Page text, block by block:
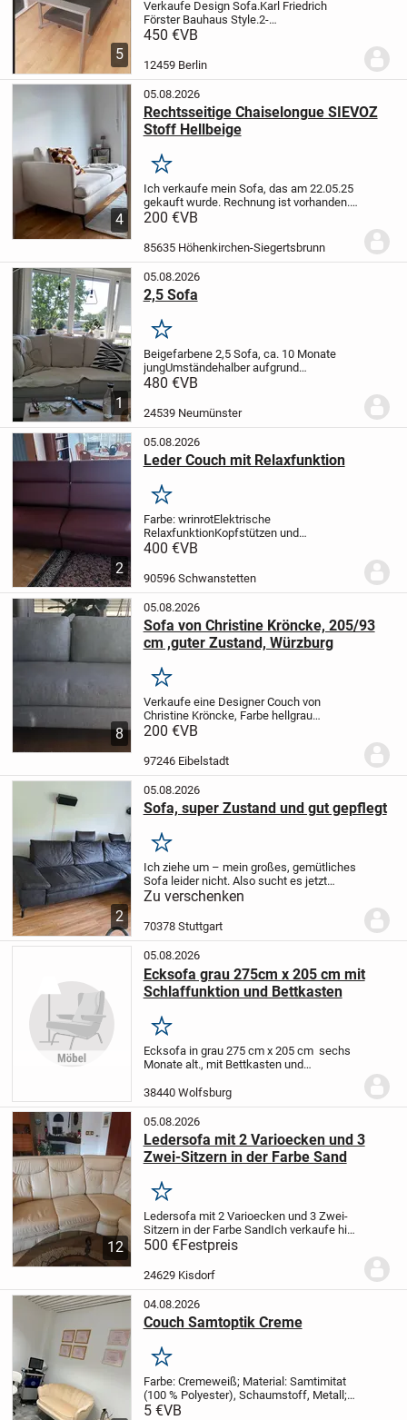
5
Verkaufe Design Sofa.Karl Friedrich
Förster Bauhaus Style.2-
Sitzer.Stahlrohrmöbel Anfang 1990er
Ledersitz- und Rückenfläche in
SchwarzTop-Zustand - die Möbel...
450 €VB
12459 Berlin
4
05.08.2026
Rechtsseitige Chaiselongue SIEVOZ
Stoff Hellbeige
Merken
Ich verkaufe mein Sofa, das am 22.05.25
gekauft wurde. Rechnung ist vorhanden.
Die Couch ist neuwertig. So gut wie nie
Nichtraucherhaushalt.Das Beige Kissen
gehört zur Couch dazu....
200 €VB
85635 Höhenkirchen-Siegertsbrunn
1
05.08.2026
2,5 Sofa
Merken
Beigefarbene 2,5 Sofa, ca. 10 Monate
jungUmständehalber aufgrund
Flächenveränderung zu verkaufenv oncl 4
voehandenPreid je Stück
480 €VB
24539 Neumünster
2
05.08.2026
Leder Couch mit Relaxfunktion
Merken
Farbe: wrinrotElektrische
RelaxfunktionKopfstützen und
Seitenlehnen verstellbar
Fehler, nicht durchgesessen.
400 €VB
90596 Schwanstetten
8
05.08.2026
Sofa von Christine Kröncke, 205/93
cm ,guter Zustand, Würzburg
Merken
Verkaufe eine Designer Couch von
Christine Kröncke, Farbe hellgrau
/hellblau in gutem Zustand.Hat einige
(siehe Fotos).Sehr bequem, guter
200 €VB
97246 Eibelstadt
2
05.08.2026
Sofa, super Zustand und gut gepflegt
Merken
Ich ziehe um – mein großes, gemütliches
Sofa leider nicht. Also sucht es jetzt
jemanden, der seine 340 cm Breite und
genauso zu schätzen weiß wie ich.
Zu verschenken
70378 Stuttgart
05.08.2026
Ecksofa grau 275cm x 205 cm mit
Schlaffunktion und Bettkasten
Merken
Ecksofa in grau 275 cm x 205 cm sechs
Monate alt., mit Bettkasten und
Rückenlehnen € 600 VB
38440 Wolfsburg
12
05.08.2026
Ledersofa mit 2 Varioecken und 3
Zwei-Sitzern in der Farbe Sand
Merken
Ledersofa mit 2 Varioecken und 3 Zwei-
Sitzern in der Farbe SandIch verkaufe hier
ein Ledersofa, bestehend aus 3 Zwei-
Sitzern und zwei Varioecken, in der Farbe
Sand, aus dem Hause Möbel Kraft. Es
500 €Festpreis
24629 Kisdorf
04.08.2026
Couch Samtoptik Creme
Merken
Farbe: Cremeweiß; Material: Samtimitat
(100 % Polyester), Schaumstoff, Metall;
Gesamtabmessungen: 130L x 77B x 77H
5 €VB